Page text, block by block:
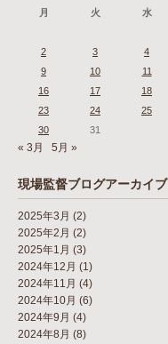
月
火 水
2
3 4
9
10 11
16
17 18
23
24 25
30
31
« 3月 5月 »
現場監督ブログアーカイブ
2025年3月 (2)
2025年2月 (2)
2025年1月 (3)
2024年12月 (1)
2024年11月 (4)
2024年10月 (6)
2024年9月 (4)
2024年8月 (8)